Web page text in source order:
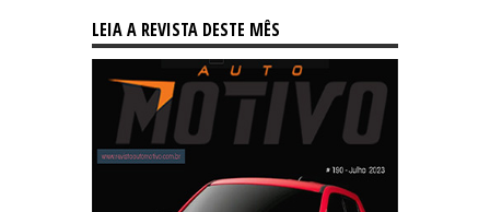
LEIA A REVISTA DESTE MÊS